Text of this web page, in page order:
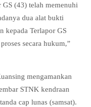
(43) telah memenuhi
dua alat bukti
kepada Terlapor GS
secara hukum,”
mengamankan
STNK kendraan
cap lunas (samsat).